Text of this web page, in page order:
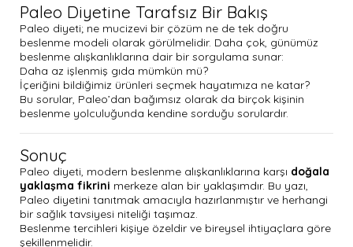
Paleo Diyetine Tarafsız Bir Bakış
Paleo diyeti; ne mucizevi bir çözüm ne de tek doğru
beslenme modeli olarak görülmelidir. Daha çok, günümüz
beslenme alışkanlıklarına dair bir sorgulama sunar:
Daha az işlenmiş gıda mümkün mü?
İçeriğini bildiğimiz ürünleri seçmek hayatımıza ne katar?
Bu sorular, Paleo’dan bağımsız olarak da birçok kişinin
beslenme yolculuğunda kendine sorduğu sorulardır.
Sonuç
Paleo diyeti, modern beslenme alışkanlıklarına karşı doğala
yaklaşma fikrini merkeze alan bir yaklaşımdır. Bu yazı,
Paleo diyetini tanıtmak amacıyla hazırlanmıştır ve herhangi
bir sağlık tavsiyesi niteliği taşımaz.
Beslenme tercihleri kişiye özeldir ve bireysel ihtiyaçlara göre
şekillenmelidir.